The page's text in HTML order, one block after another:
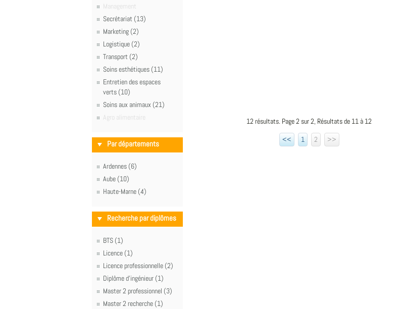
Management
Secrétariat (13)
Marketing (2)
Logistique (2)
Transport (2)
Soins esthétiques (11)
Entretien des espaces
verts (10)
Soins aux animaux (21)
Agro alimentaire
Par départements
Ardennes (6)
Aube (10)
Haute-Marne (4)
Recherche par diplômes
BTS (1)
Licence (1)
Licence professionnelle (2)
Diplôme d'ingénieur (1)
Master 2 professionnel (3)
Master 2 recherche (1)
12 résultats. Page 2 sur 2, Résultats de 11 à 12
<<
1 2 >>